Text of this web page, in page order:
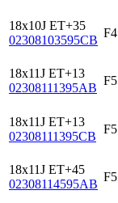
18x10J ET+35
02308103595CB
F4
18x11J ET+13
02308111395AB
F5
18x11J ET+13
02308111395CB
F5
18x11J ET+45
02308114595AB
F5